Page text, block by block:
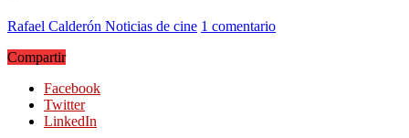
Rafael Calderón Noticias de cine 1 comentario
Compartir
Facebook
Twitter
LinkedIn